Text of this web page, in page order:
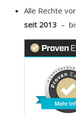
Alle Rechte
seit 2013 –